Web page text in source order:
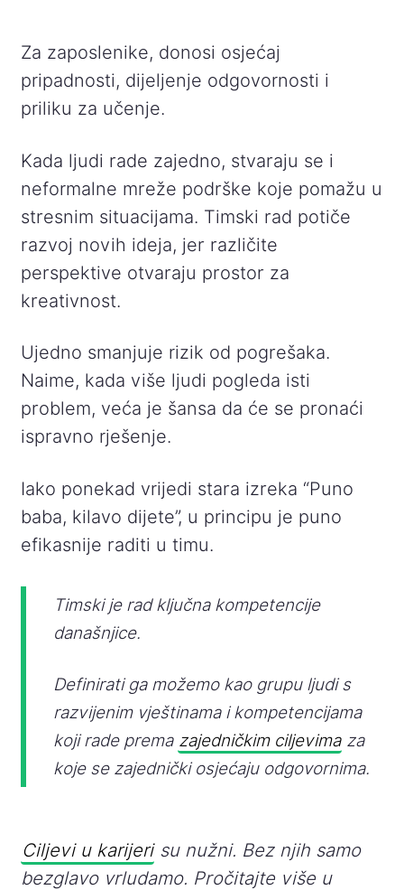
Za zaposlenike, donosi osjećaj
pripadnosti, dijeljenje odgovornosti i
priliku za učenje.
Kada ljudi rade zajedno, stvaraju se i
neformalne mreže podrške koje pomažu u
stresnim situacijama. Timski rad potiče
razvoj novih ideja, jer različite
perspektive otvaraju prostor za
kreativnost.
Ujedno smanjuje rizik od pogrešaka.
Naime, kada više ljudi pogleda isti
problem, veća je šansa da će se pronaći
ispravno rješenje.
Iako ponekad vrijedi stara izreka “Puno
baba, kilavo dijete”, u principu je puno
efikasnije raditi u timu.
Timski je rad ključna kompetencije
današnjice.
Definirati ga možemo kao grupu ljudi s
razvijenim vještinama i kompetencijama
koji rade prema zajedničkim ciljevimaza
koje se zajednički osjećaju odgovornima.
Ciljevi u karijerisu nužni. Bez njih samo
bezglavo vrludamo. Pročitajte više u